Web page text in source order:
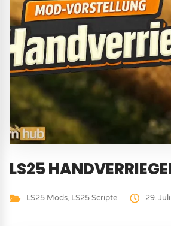
LS25
LS25 Mods, LS25 Scripte 29.